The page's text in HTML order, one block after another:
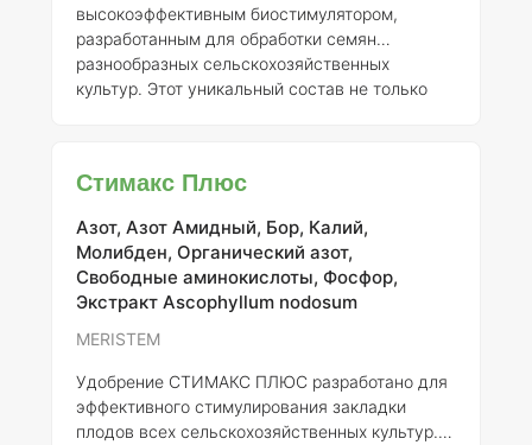
высокоэффективным биостимулятором,
разработанным для обработки семян
разнообразных сельскохозяйственных
культур. Этот уникальный состав не только
для достижения высоких урожаев.
более ранние и однородные всходы, что
значительно улучшает качество посевов и
минимизирует риски, связанные с
неравномерным ростом растений.
Оптимальный уровень pH 1% раств
Стимакс Плюс
Азот, Азот Амидный, Бор, Калий,
Молибден, Органический азот,
Свободные аминокислоты, Фосфор,
Экстракт Ascophyllum nodosum
MERISTEM
Удобрение СТИМАКС ПЛЮС разработано для
эффективного стимулирования закладки
плодов всех сельскохозяйственных культур.